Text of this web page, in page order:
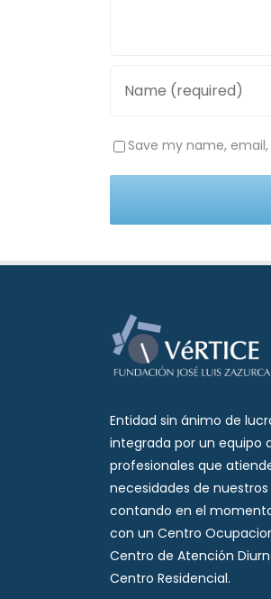
Save my name,
Entidad sin ánimo de
integrada por un equipo
profesionales que
necesidades de nuestros
contando en el
con un Centro
Centro de Atención
Centro Residencial.